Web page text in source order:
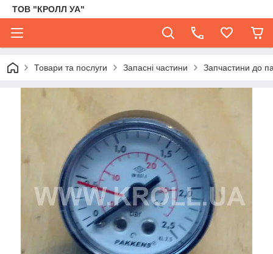
ТОВ "КРОЛЛ УА"
Товари та послуги Запасні частини Запчастини до